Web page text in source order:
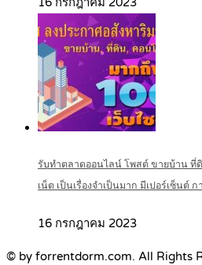
รับทำตลาดออนไลน์ โพสต์ ขายบ้าน ที่
เน็ต เป็นเรื่องจำเป็นมาก มีเปอร์เซ็นต์
16 กรกฎาคม 2023
© by forrentdorm.com. All Rights